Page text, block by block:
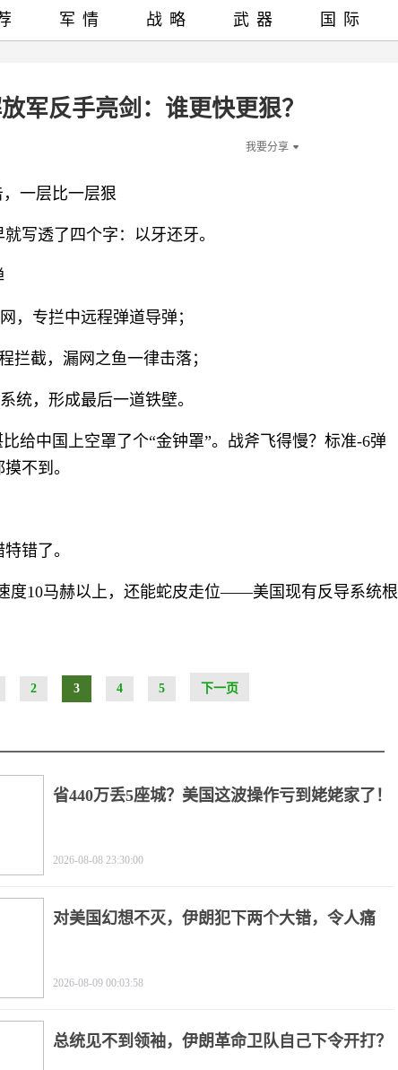
军反手亮剑：谁更快更狠？
我要分享
一层比一层狠
写透了四个字：以牙还牙。
，专拦中远程弹道导弹；
拦截，漏网之鱼一律击落；
统，形成最后一道铁壁。
给中国上空罩了个“金钟罩”。战斧飞得慢？标准-6弹
不到。
错了。
度10马赫以上，还能蛇皮走位——美国现有反导系统根
2 3 4 5 下一页
军情 战略 武器 国际
省440万丢5座城？美国这波操作亏到姥姥家了！
2026-08-08 23:30:00
对美国幻想不灭，伊朗犯下两个大错，令人痛
2026-08-09 00:03:58
总统见不到领袖，伊朗革命卫队自己下令开打？